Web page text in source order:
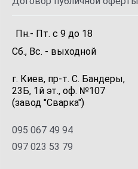
Пн.- Пт. с 9 до 18
Сб., Вс. - выходной
г. Киев, пр-т. С. Бандеры,
23Б, 1й эт., оф. №107
(завод "Сварка")
095 067 49 94
097 023 53 79